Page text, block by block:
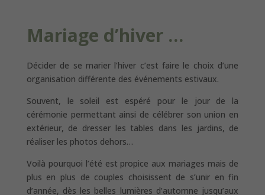
Mariage d’hiver …
Décider de se marier l’hiver c’est faire le choix d’une
organisation différente des événements estivaux.
Souvent, le soleil est espéré pour le jour de la
cérémonie permettant ainsi de célébrer son union en
extérieur, de dresser les tables dans les jardins, de
réaliser les photos dehors…
Voilà pourquoi l’été est propice aux mariages mais de
plus en plus de couples choisissent de s’unir en fin
d’année, dès les belles lumières d’automne jusqu’aux